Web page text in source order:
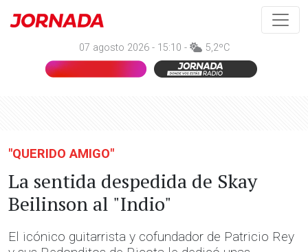
07 agosto 2026 - 15:10 - 5,2ºC
"QUERIDO AMIGO"
La sentida despedida de Skay
Beilinson al "Indio"
El icónico guitarrista y cofundador de Patricio Rey